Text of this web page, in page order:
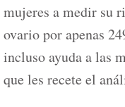
mujeres a medir su
ovario por apenas
incluso ayuda a las
que les recete el